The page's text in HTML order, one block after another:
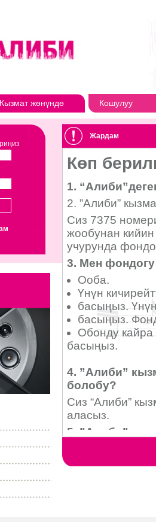
Кызмат жөнүндө Кошулуу
Жардам